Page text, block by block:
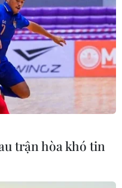
hình nội dung môn học.
trận hòa khó tin